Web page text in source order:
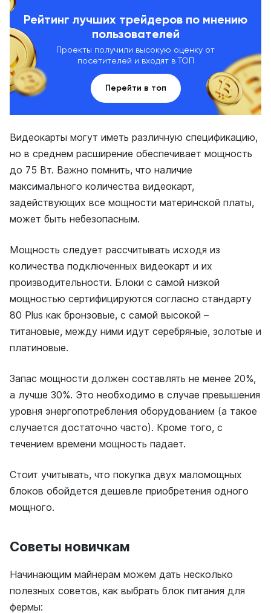
Рейтинг лучших трейдеров по мнению
пользователей
Проекты получили высокую оценку от
посетителей и входят в ТОП
Перейти в топ
Видеокарты могут иметь различную спецификацию,
но в среднем расширение обеспечивает мощность
до 75 Вт. Важно помнить, что наличие
максимального количества видеокарт,
задействующих все мощности материнской платы,
может быть небезопасным.
Мощность следует рассчитывать исходя из
количества подключенных видеокарт и их
производительности. Блоки с самой низкой
мощностью сертифицируются согласно стандарту
80 Plus как бронзовые, с самой высокой –
титановые, между ними идут серебряные, золотые и
платиновые.
Запас мощности должен составлять не менее 20%,
а лучше 30%. Это необходимо в случае превышения
уровня энергопотребления оборудованием (а такое
случается достаточно часто). Кроме того, с
течением времени мощность падает.
Стоит учитывать, что покупка двух маломощных
блоков обойдется дешевле приобретения одного
мощного.
Советы новичкам
Начинающим майнерам можем дать несколько
полезных советов, как выбрать блок питания для
фермы: